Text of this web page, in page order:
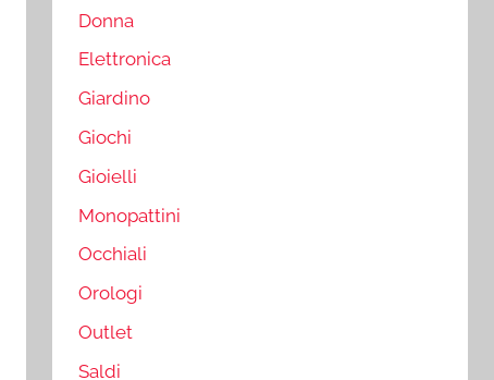
Donna
Elettronica
Giardino
Giochi
Gioielli
Monopattini
Occhiali
Orologi
Outlet
Saldi